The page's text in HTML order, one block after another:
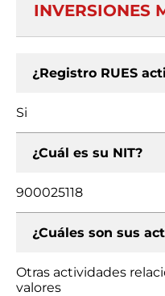
INVERSIONES
¿Registro RUES
Si
¿Cuál es su NIT?
900025118
¿Cuáles son sus
Otras actividades
valores